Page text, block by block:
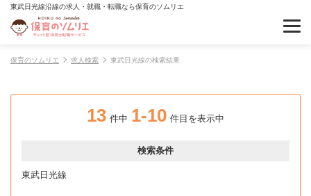
東武日光線沿線の求人・就職・転職なら保育のソムリエ
保育のソムリエ 求人検索 東武日光線の検索結果
13 件中 1-10 件目を表示中
検索条件
東武日光線